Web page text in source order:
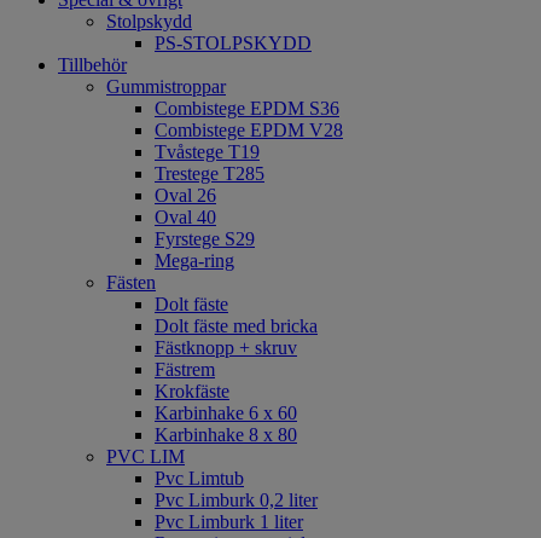
Stolpskydd
PS-STOLPSKYDD
Tillbehör
Gummistroppar
Combistege EPDM S36
Combistege EPDM V28
Tvåstege T19
Trestege T285
Oval 26
Oval 40
Fyrstege S29
Mega-ring
Fästen
Dolt fäste
Dolt fäste med bricka
Fästknopp + skruv
Fästrem
Krokfäste
Karbinhake 6 x 60
Karbinhake 8 x 80
PVC LIM
Pvc Limtub
Pvc Limburk 0,2 liter
Pvc Limburk 1 liter